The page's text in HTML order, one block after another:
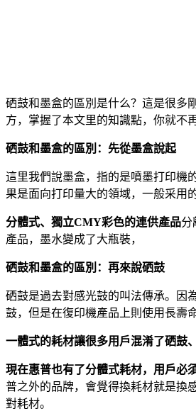
硒鼓和墨盒的區別是什么？這是很多
方，掌握了本文里的知識點，你就不
硒鼓和墨盒的區別：先從墨盒說起
這里我們說墨盒，指的是噴墨打印機
果是面向打印量大的領域，一般采用
分體式、獨立CMY彩色的連供產品分
產品，墨水變成了大瓶裝，
硒鼓和墨盒的區別：再來說硒鼓
硒鼓是過去對感光鼓的叫法傳承。因
鼓，但是在復印機產品上則使用長壽
一體式的耗材讓很多用戶混淆了硒鼓
現在惠普也有了分體式耗材，用戶必
普之外的品牌，會覺得換耗材就是換
對耗材。